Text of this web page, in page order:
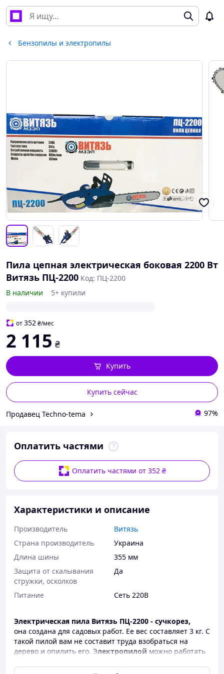
Бензопилы и электропилы
Пила цепная электрическая боковая 2200 Вт
Витязь ПЦ-2200 Код: ПЦ-2200
В наличии
5+ купили
от352₴/мес
2 115 ₴
Купить сейчас
Купить
Продавец Techno-tema 97%
Оплатить частями
Оплатить частями от 352 ₴
Характеристики и описание
Производитель
Витязь
Страна производитель
Украина
Длина шины
355 мм
Защита от скалывания
стружки, осколков
Да
Питание Сеть 220В
Электрическая пила Витязь ПЦ-2200 - сучкорез,
она создана для садовых работ. Ее вес составляет 3 кг. С
такой пилой вам не составит труда взобраться на
дерево и опилить его. Электропилой можно работать
Конструктивно электропила имеет боковое